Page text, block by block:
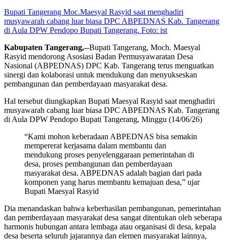
Bupati Tangerang Moc.Maesyal Rasyid saat menghadiri
musyawarah cabang luar biasa DPC ABPEDNAS Kab. Tangerang
di Aula DPW Pendopo Bupati Tangerang. Foto: ist
Kabupaten Tangerang,--Bupati Tangerang, Moch. Maesyal
Rasyid mendorong Asosiasi Badan Permusyawaratan Desa
Nasional (ABPEDNAS) DPC Kab. Tangerang terus menguatkan
sinergi dan kolaborasi untuk mendukung dan menyukseskan
pembangunan dan pemberdayaan masyarakat desa.
Hal tersebut diungkapkan Bupati Maesyal Rasyid saat menghadiri
musyawarah cabang luar biasa DPC ABPEDNAS Kab. Tangerang
di Aula DPW Pendopo Bupati Tangerang, Minggu (14/06/26)
“Kami mohon keberadaan ABPEDNAS bisa semakin
mempererat kerjasama dalam membantu dan
mendukung proses penyelenggaraan pemerintahan di
desa, proses pembangunan dan pemberdayaan
masyarakat desa. ABPEDNAS adalah bagian dari pada
komponen yang harus membantu kemajuan desa,” ujar
Bupati Maesyal Rasyid
Dia menandaskan bahwa keberhasilan pembangunan, pemerintahan
dan pemberdayaan masyarakat desa sangat ditentukan oleh seberapa
harmonis hubungan antara lembaga atau organisasi di desa, kepala
desa beserta seluruh jajarannya dan elemen masyarakat lainnya,